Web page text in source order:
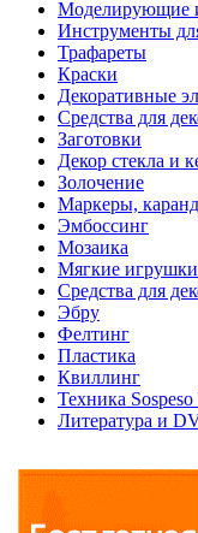
Моделирующие
Инструменты
Трафареты
Краски
Декоративные
Средства для
Заготовки
Декор стекла и
Золочение
Маркеры,
Эмбоссинг
Мозаика
Мягкие
Средства для
Эбру
Фелтинг
Пластика
Квиллинг
Техника Sospeso
Литература и